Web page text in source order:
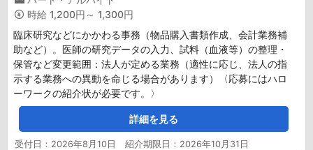
時給 1,200円～ 1,300円
臨床研究などにかかわる事務（物品購入書類作成、会計業務補
助など）。医師の研究データの入力、試料（血液等）の整理・
保管など変更範囲：法人が定める業務（適性に応じ、法人の指
示する業務への異動を命じる場合があります）〈応募にはハロ
ーワークの紹介状が必要です。〉
詳細を見る
受付日：2026年8月10日 紹介期限日：2026年10月31日